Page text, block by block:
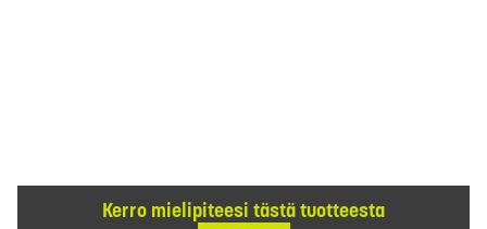
Kerro mielipiteesi tästä tuotteesta